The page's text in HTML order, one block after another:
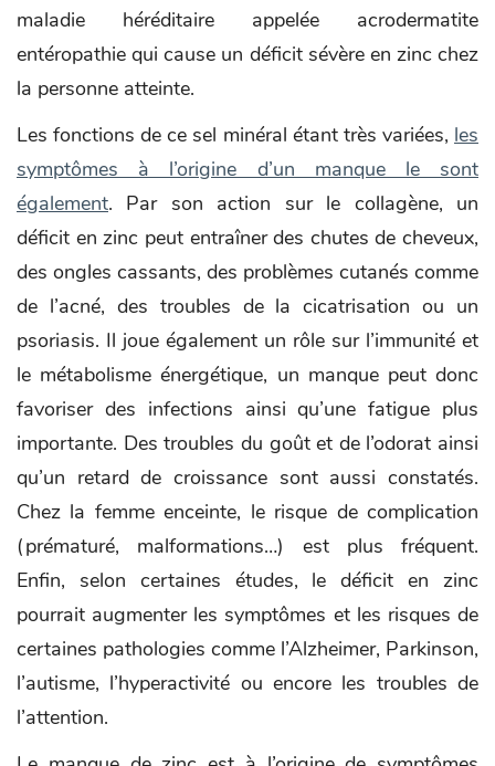
maladie héréditaire appelée acrodermatite
entéropathie qui cause un déficit sévère en zinc chez
la personne atteinte.
Les fonctions de ce sel minéral étant très variées, les
symptômes à l’origine d’un manque le sont
également. Par son action sur le collagène, un
déficit en zinc peut entraîner des chutes de cheveux,
des ongles cassants, des problèmes cutanés comme
de l’acné, des troubles de la cicatrisation ou un
psoriasis. Il joue également un rôle sur l’immunité et
le métabolisme énergétique, un manque peut donc
favoriser des infections ainsi qu’une fatigue plus
importante. Des troubles du goût et de l’odorat ainsi
qu’un retard de croissance sont aussi constatés.
Chez la femme enceinte, le risque de complication
(prématuré, malformations…) est plus fréquent.
Enfin, selon certaines études, le déficit en zinc
pourrait augmenter les symptômes et les risques de
certaines pathologies comme l’Alzheimer, Parkinson,
l’autisme, l’hyperactivité ou encore les troubles de
l’attention.